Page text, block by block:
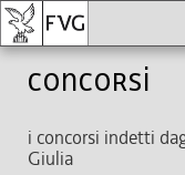
Concorsi
i concorsi indetti
Giulia